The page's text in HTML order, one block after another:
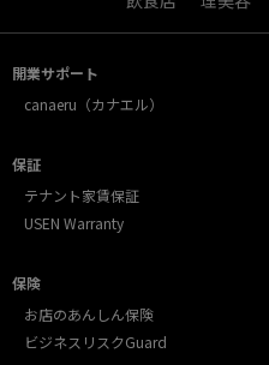
開業サポート
canaeru（カナエル）
保証
テナント家賃保証
USEN Warranty
保険
お店のあんしん保険
ビジネスリスクGuard